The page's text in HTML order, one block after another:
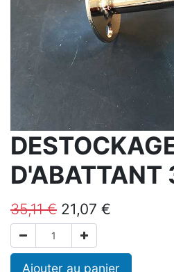
D'ABATTANT
35,11€ 21,07 €
Ajouter au panier